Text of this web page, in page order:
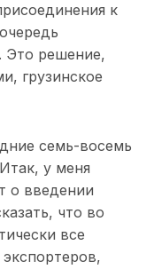
к
Это решение,
грузинское
семь-восемь
у меня
о введении
что во
все